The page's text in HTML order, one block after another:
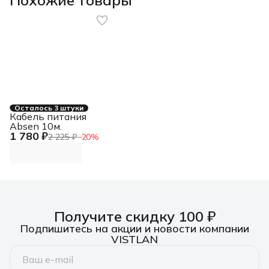
Осталось 3 штуки
1 780 ₽2 225 ₽−20%
Кабель питания
Absen 10м.
Получите скидку 100 ₽
Подпишитесь на акции и новости компании
VISTLAN